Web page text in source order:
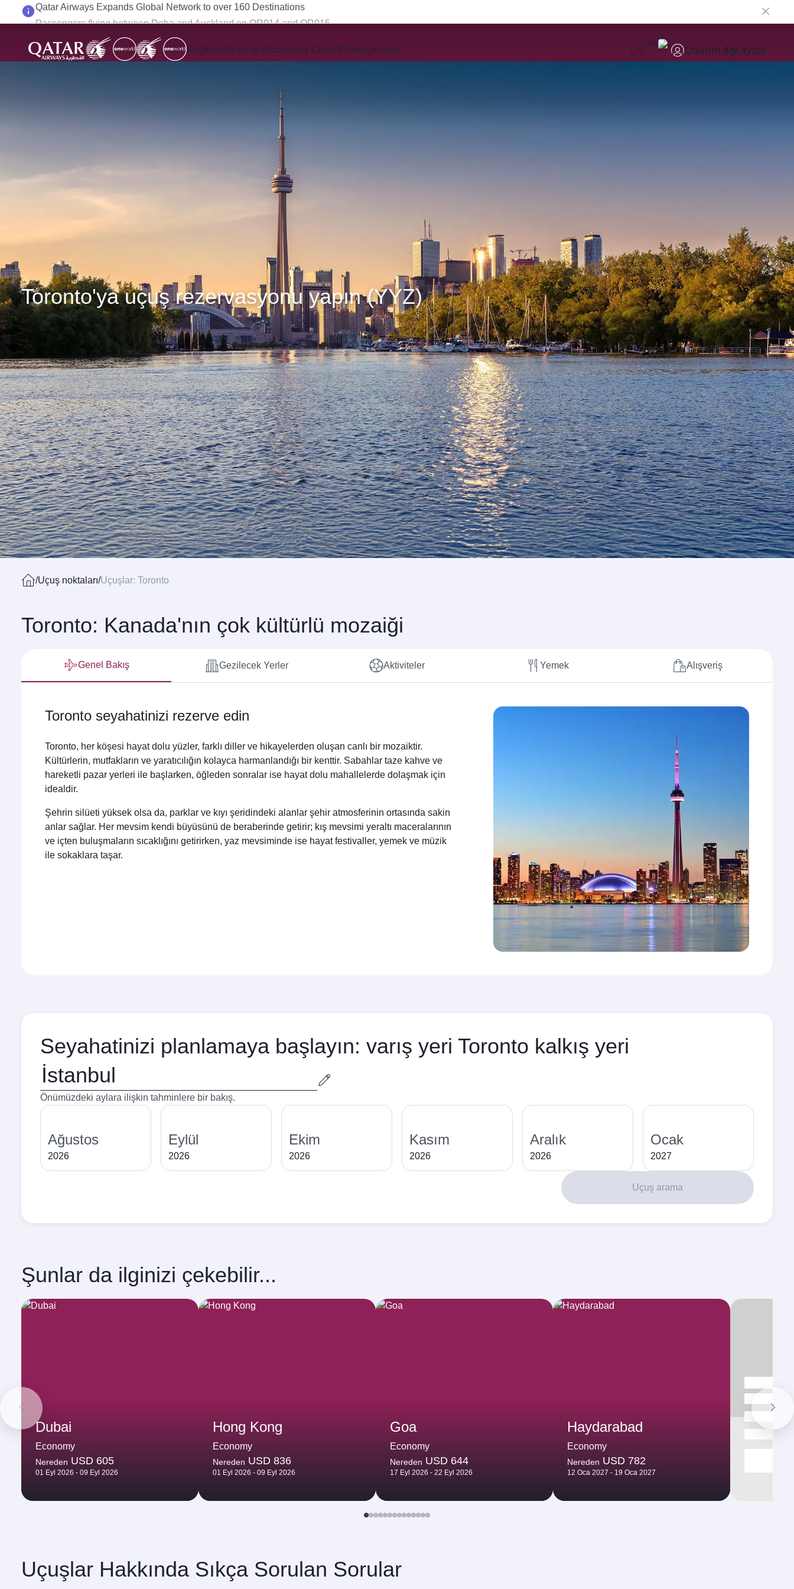
Passengers flying between Doha and Auckland on QR914 and QR915
Keşfedin Rezerve etEconomy Class'ı Privilege Club TR Oturum AçKaydol
Toronto'ya uçuş rezervasyonu yapın (YYZ)
/Uçuş noktaları/Uçuşlar: Toronto
Toronto: Kanada'nın çok kültürlü mozaiği
Genel Bakış Gezilecek Yerler Aktiviteler Yemek Alışveriş
Toronto seyahatinizi rezerve edin
Toronto, her köşesi hayat dolu yüzler, farklı diller ve hikayelerden oluşan canlı bir mozaiktir.
Kültürlerin, mutfakların ve yaratıcılığın kolayca harmanlandığı bir kenttir. Sabahlar taze kahve ve
hareketli pazar yerleri ile başlarken, öğleden sonralar ise hayat dolu mahallelerde dolaşmak için
idealdir.
Şehrin silüeti yüksek olsa da, parklar ve kıyı şeridindeki alanlar şehir atmosferinin ortasında sakin
anlar sağlar. Her mevsim kendi büyüsünü de beraberinde getirir; kış mevsimi yeraltı maceralarının
ve içten buluşmaların sıcaklığını getirirken, yaz mevsiminde ise hayat festivaller, yemek ve müzik
ile sokaklara taşar.
Seyahatinizi planlamaya başlayın: varış yeri Toronto kalkış yeri
Kalkış
şehri
Önümüzdeki aylara ilişkin tahminlere bir bakış.
Ağustos
2026
Eylül
2026
Ekim
2026
Kasım
2026
Aralık
2026
Ocak
2027
Uçuş arama
Şunlar da ilginizi çekebilir...
Dubai
Economy
Nereden USD 605
01 Eyl 2026 - 09 Eyl 2026
Hong Kong
Economy
Nereden USD 836
01 Eyl 2026 - 09 Eyl 2026
Goa
Economy
Nereden USD 644
17 Eyl 2026 - 22 Eyl 2026
Haydarabad
Economy
Nereden USD 782
12 Oca 2027 - 19 Oca 2027
Uçuşlar Hakkında Sıkça Sorulan Sorular